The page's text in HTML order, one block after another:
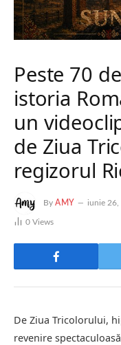
Peste 70
istoria
un
de Ziua
regizorul
By AMY iunie 26,
0 Views
De Ziua Tricolorului,
revenire